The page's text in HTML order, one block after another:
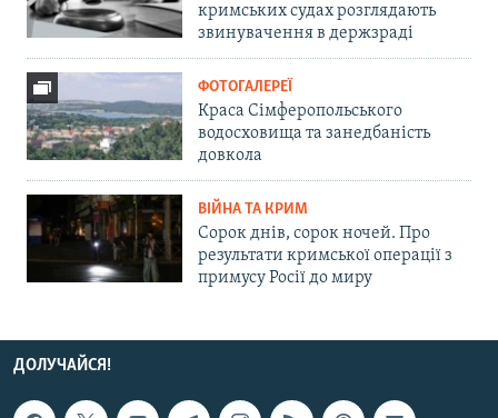
кримських судах розглядають
звинувачення в держзраді
ФОТОГАЛЕРЕЇ
Краса Сімферопольського
водосховища та занедбаність
довкола
ВІЙНА ТА КРИМ
Сорок днів, сорок ночей. Про
результати кримської операції з
примусу Росії до миру
ДОЛУЧАЙСЯ!